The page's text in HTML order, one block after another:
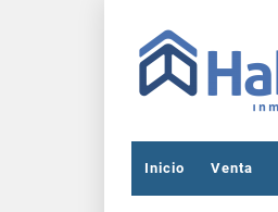
Inicio Venta